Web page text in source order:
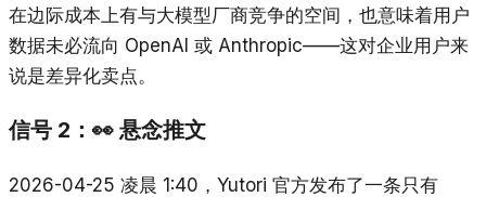
在边际成本上有与大模型厂商竞争的空间，也意味着用户
数据未必流向 OpenAI 或 Anthropic——这对企业用户来
说是差异化卖点。
信号 2： 👀 悬念推文
2026-04-25 凌晨 1:40，Yutori 官方发布了一条只有